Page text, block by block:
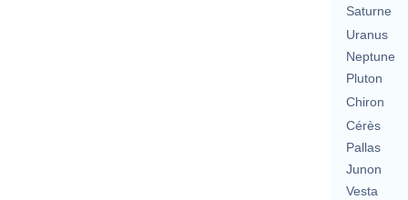
Saturne
Uranus
Neptune
Pluton
Chiron
Cérès
Pallas
Junon
Vesta